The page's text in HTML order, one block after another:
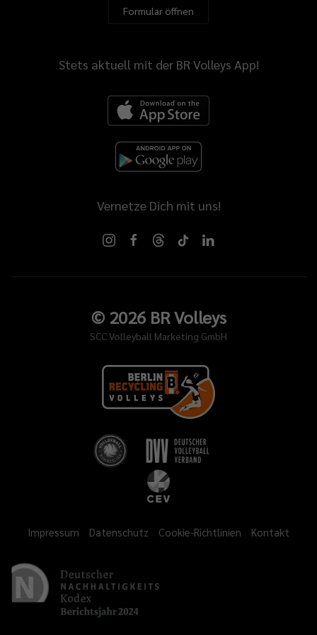
Formular öffnen
Stets aktuell mit der BR Volleys App!
Vernetze Dich mit uns!
© 2026BR Volleys
SCC Volleyball Marketing GmbH
Impressum Datenschutz Cookie-Richtlinien Kontakt